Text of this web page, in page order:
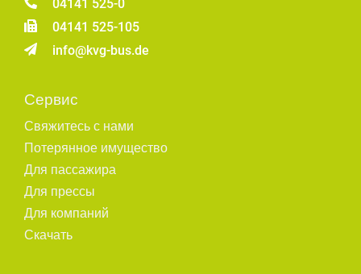
04141 525-0
04141 525-105
info@kvg-bus.de
Сервис
Свяжитесь с нами
Потерянное имущество
Для пассажира
Для прессы
Для компаний
Скачать